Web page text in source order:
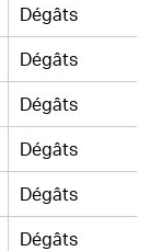
Dégâts
Dégâts
Dégâts
Dégâts
Dégâts
Dégâts